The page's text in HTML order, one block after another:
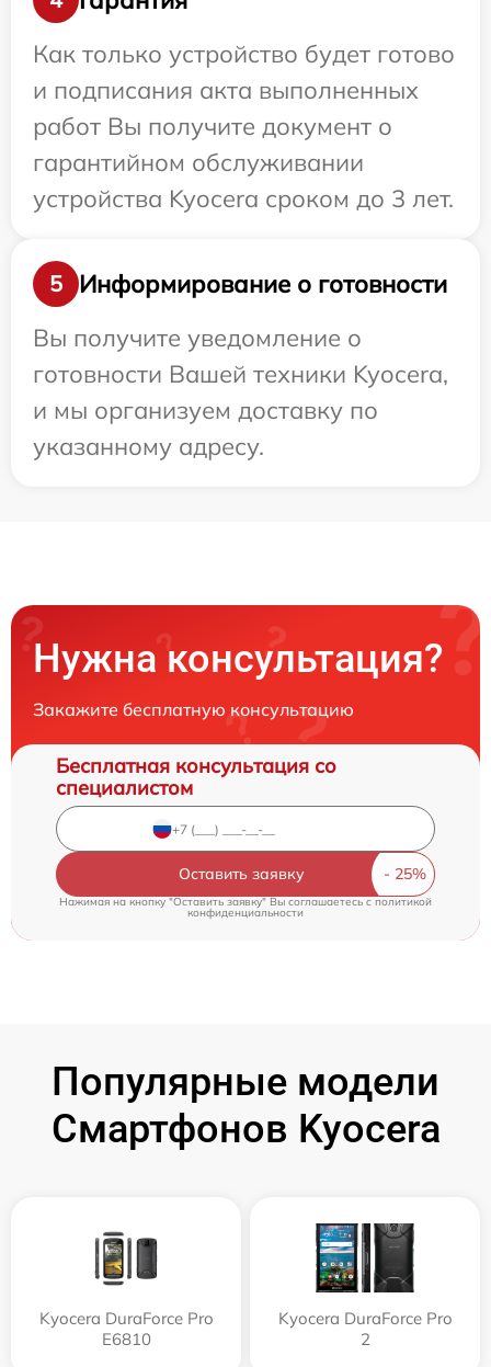
Как только устройство будет готово
и подписания акта выполненных
работ Вы получите документ о
гарантийном обслуживании
устройства Kyocera сроком до 3 лет.
5
Информирование о готовности
Вы получите уведомление о
готовности Вашей техники Kyocera,
и мы организуем доставку по
указанному адресу.
Нужна консультация?
Закажите бесплатную консультацию
Бесплатная консультация со
специалистом
Оставить заявку
Нажимая на кнопку "Оставить заявку" Вы соглашаетесь c политикой
конфиденциальности
Популярные модели
Смартфонов Kyocera
Kyocera DuraForce Pro
E6810
Kyocera DuraForce Pro
2